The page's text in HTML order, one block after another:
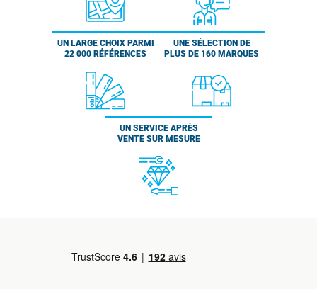
UN LARGE CHOIX PARMI
22 000 RÉFÉRENCES
UNE SÉLECTION DE
PLUS DE 160 MARQUES
UN SERVICE APRÈS
VENTE SUR MESURE